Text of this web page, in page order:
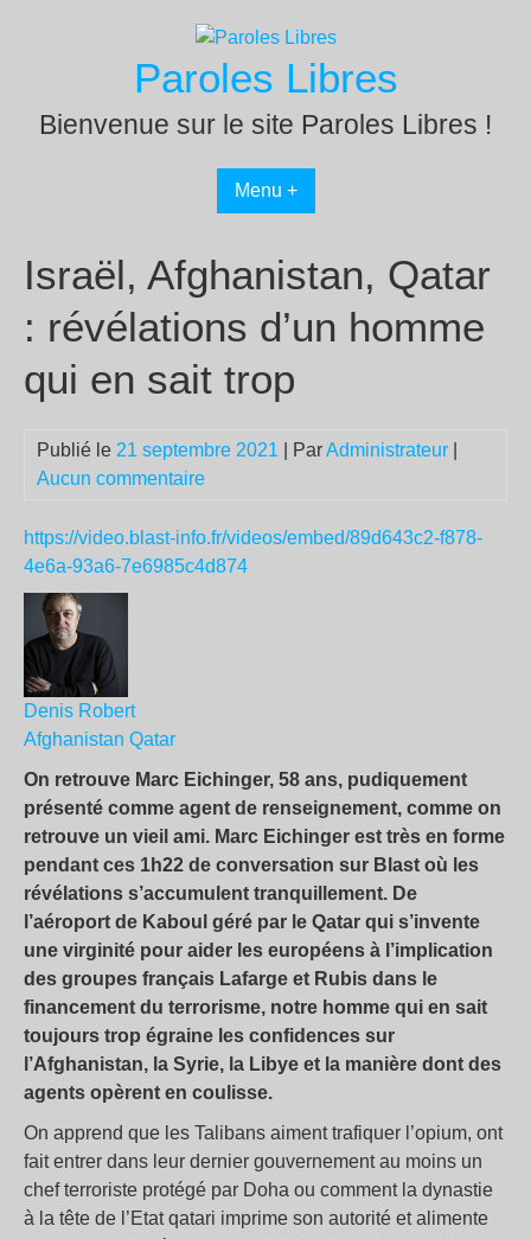
Paroles Libres
Bienvenue sur le site Paroles Libres !
Menu +
Israël, Afghanistan, Qatar
: révélations d’un homme
qui en sait trop
Publié le 21 septembre 2021 | ParAdministrateur
Aucun commentaire
https://video.blast-info.fr/videos/embed/89d643c2-f878-
4e6a-93a6-7e6985c4d874
Denis Robert
Afghanistan Qatar
On retrouve Marc Eichinger, 58 ans, pudiquement
présenté comme agent de renseignement, comme on
retrouve un vieil ami. Marc Eichinger est très en forme
pendant ces 1h22 de conversation sur Blast où les
révélations s’accumulent tranquillement. De
l’aéroport de Kaboul géré par le Qatar qui s’invente
une virginité pour aider les européens à l’implication
des groupes français Lafarge et Rubis dans le
financement du terrorisme, notre homme qui en sait
toujours trop égraine les confidences sur
l’Afghanistan, la Syrie, la Libye et la manière dont des
agents opèrent en coulisse.
On apprend que les Talibans aiment trafiquer l’opium, ont
fait entrer dans leur dernier gouvernement au moins un
chef terroriste protégé par Doha ou comment la dynastie
à la tête de l’Etat qatari imprime son autorité et alimente